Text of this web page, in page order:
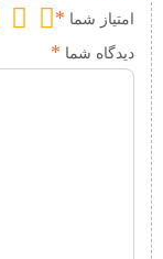
امتیاز شما *
دیدگاه شما *